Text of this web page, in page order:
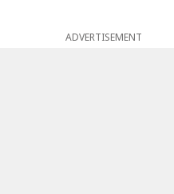
ADVERTISEMENT